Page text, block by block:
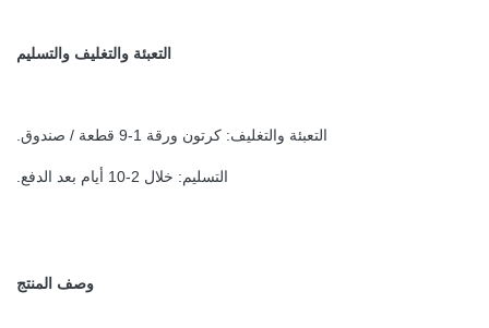
التعبئة والتغليف والتسليم
التعبئة والتغليف: كرتون ورقة 1-9 قطعة / صندوق.
التسليم: خلال 2-10 أيام بعد الدفع.
وصف المنتج